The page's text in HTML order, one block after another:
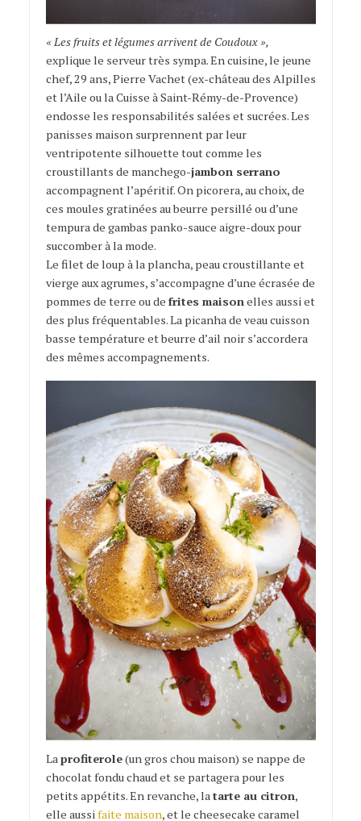
« Les fruits et légumes arrivent de Coudoux »,
explique le serveur très sympa. En cuisine, le jeune
chef, 29 ans, Pierre Vachet (ex-château des Alpilles
et l’Aile ou la Cuisse à Saint-Rémy-de-Provence)
endosse les responsabilités salées et sucrées. Les
panisses maison surprennent par leur
ventripotente silhouette tout comme les
croustillants de manchego-jambon serrano
accompagnent l’apéritif. On picorera, au choix, de
ces moules gratinées au beurre persillé ou d’une
tempura de gambas panko-sauce aigre-doux pour
succomber à la mode.
Le filet de loup à la plancha, peau croustillante et
vierge aux agrumes, s’accompagne d’une écrasée de
pommes de terre ou de frites maisonelles aussi et
des plus fréquentables. La picanha de veau cuisson
basse température et beurre d’ail noir s’accordera
des mêmes accompagnements.
La profiterole(un gros chou maison) se nappe de
chocolat fondu chaud et se partagera pour les
petits appétits. En revanche, la tarte au citron,
elle aussi faite maison, et le cheesecake caramel